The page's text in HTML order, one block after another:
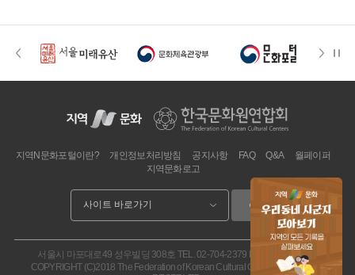
이동
지역N문화포털이란? 개인정보처리방침 공지사항 FAQ Q&A
월페이퍼
지역문화로고
서울시 마포대로49 성우빌딩 308호 TEL. 02-704-2379 FAX. 02.704-2377
COPYRIGHT (C)2018 The Federation of Korean Cultural Centers. ALL RIGHT